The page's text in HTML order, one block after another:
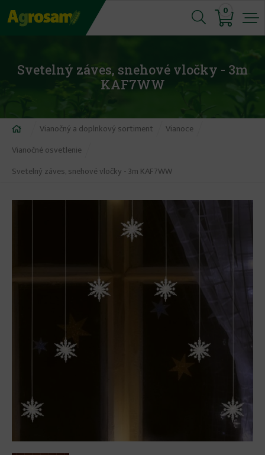
Jump
to
0
Svetelný záves, snehové vločky - 3m
KAF7WW
Nachádzate
sa
tu
Vianočný a doplnkový sortiment
Vianoce
Vianočné osvetlenie
Svetelný záves, snehové vločky - 3m KAF7WW